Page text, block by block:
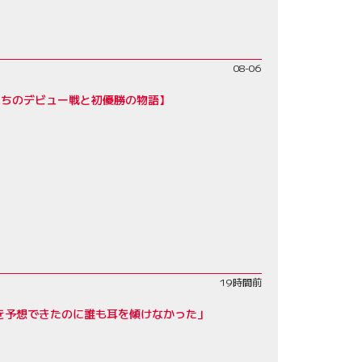
08-06
のデビュー戦と初優勝の物語】
19時間前
想できたのに誰も耳を傾けなかった」